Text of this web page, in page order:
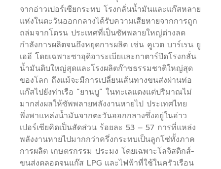
จากอ่าวเปอร์เซียกระทบ โรงกลั่นน้ำมันและแก๊สหลาย
แห่งในตะวันออกกลางได้รับความเสียหายจากการถูก
ถล่มจากโดรน ประเทศที่เป็นซัพพลายใหญ่ต่างลด
กำลังการผลิตจนถึงหยุดการผลิต เช่น คูเวต บาร์เรน ยู
เออี โดยเฉพาะซาอุดิอาระเบียและกาตาร์ปิดโรงกลั่น
น้ำมันดิบใหญ่สุดและโรงผลิตก๊าซธรรมชาติใหญ่สุด
ของโลก ถึงแม้จะมีการเปลี่ยนเส้นทางขนส่งผ่านท่อ
แก๊สไปยังท่าเรือ “ยานบู” ในทะเลแดงแต่ปริมาณไม่
มากส่งผลให้ซัพพลายพลังงานหายไป ประเทศไทย
พึ่งพาแหล่งน้ำมันจากตะวันออกกลางซึ่งอยู่ในอ่าว
เปอร์เซียคิดเป็นสัดส่วน ร้อยละ 53 – 57 การที่แหล่ง
พลังงานหายไปมากกว่าครึ่งกระทบเป็นลูกโซ่ทั้งภาค
การผลิต เกษตรกรรม ประมง โดยเฉพาะโลจิสติกส์-
ขนส่งตลอดจนแก๊ส LPG และไฟฟ้าที่ใช้ในครัวเรือน